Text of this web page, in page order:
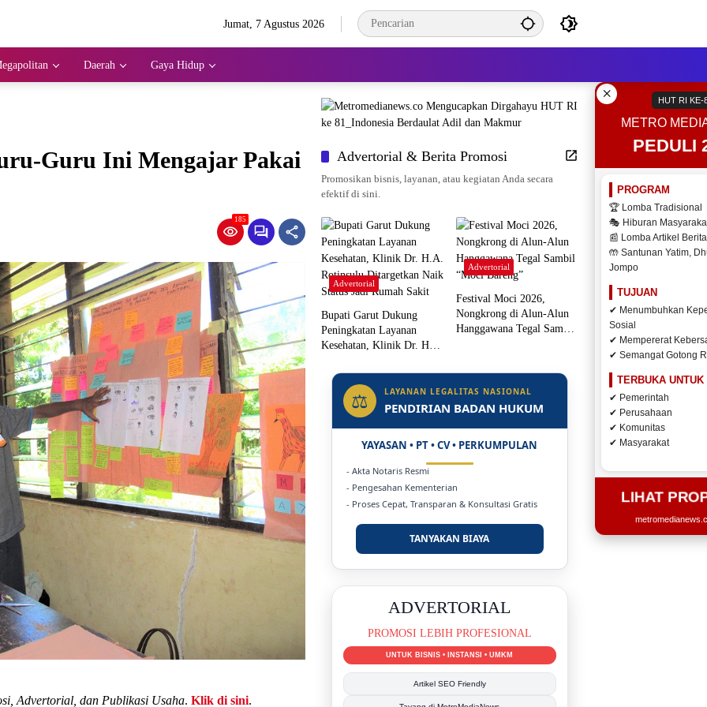
Jumat, 7 Agustus 2026
Daerah Gaya Hidup
× HUT RI KE-
METRO
PEDULI
PROGRAM
🏆 Lomba Tradisional
🎭 Hiburan
📰 Lomba Artikel Berita
🤲 Santunan Yatim,
Jompo
TUJUAN
✔ Menumbuhkan
Sosial
✔ Mempererat
✔ Semangat Gotong
TERBUKA UNTUK
✔ Pemerintah
✔ Perusahaan
✔ Komunitas
✔ Masyarakat
LIHAT
Guru Ini Mengajar Pakai
185
Advertorial, dan Publikasi Usaha. Klik di sini.
Advertorial & Berita Promosi
Promosikan bisnis, layanan, atau kegiatan Anda secara
efektif di sini.
Advertorial
Bupati Garut Dukung
Peningkatan Layanan
Kesehatan, Klinik Dr. H.A.
Status Jadi Rumah Sakit
Advertorial
Festival Moci 2026,
Nongkrong di Alun-Alun
Hanggawana Tegal Sambil
⚖ LAYANAN LEGALITAS NASIONAL
PENDIRIAN BADAN HUKUM
YAYASAN • PT • CV • PERKUMPULAN
- Akta Notaris Resmi
- Pengesahan Kementerian
- Proses Cepat, Transparan & Konsultasi Gratis
TANYAKAN BIAYA
DUKUNG KAMI
BERSAMA METROMEDIANEWS.CO
MEDIA INFORMASI TERPERCAYA
Publikasi Kegiatan